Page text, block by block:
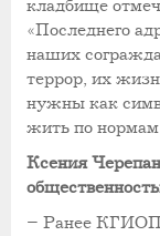
кладбище
«Последнего
наших
террор, их
нужны как
жить по нормам
Ксения
– Ранее КГИОП